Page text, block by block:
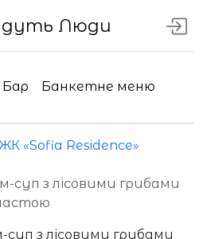
Люди
Бар Банкетне меню
ЖК «Sofia Residence»
суп з лісовими грибами